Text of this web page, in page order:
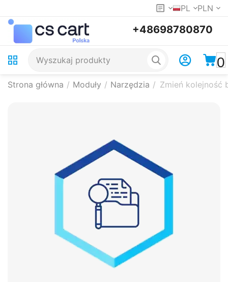
PL PLN
+48698780870
0
Strona główna / Moduły / Narzędzia / Zmień kolejność